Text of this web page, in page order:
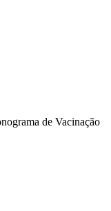
de Vacinação